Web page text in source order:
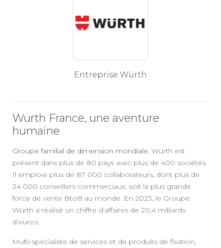
Entreprise Würth
Würth France, une aventure
humaine
Groupe familial de dimension mondiale, Würth est
présent dans plus de 80 pays avec plus de 400 sociétés.
Il emploie plus de 87 000 collaborateurs, dont plus de
34 000 conseillers commerciaux, soit la plus grande
force de vente BtoB au monde. En 2023, le Groupe
Würth a réalisé un chiffre d’affaires de 20,4 milliards
d’euros.
Multi-spécialiste de services et de produits de fixation,